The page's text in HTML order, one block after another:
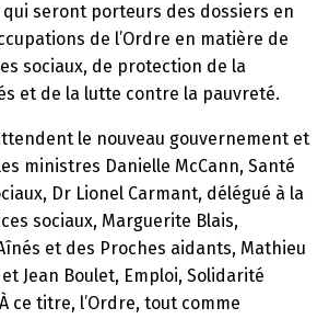
seront porteurs des dossiers en
de l’Ordre en matière de
sociaux, de protection de la
et de la lutte contre la pauvreté.
le nouveau gouvernement et
ministres Danielle McCann, Santé
Dr Lionel Carmant, délégué à la
sociaux, Marguerite Blais,
et des Proches aidants, Mathieu
Jean Boulet, Emploi, Solidarité
ce titre, l’Ordre, tout comme